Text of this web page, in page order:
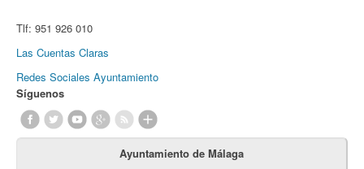
Tlf: 951 926 010
Las Cuentas Claras
Redes Sociales Ayuntamiento
Síguenos
Ayuntamiento de Málaga